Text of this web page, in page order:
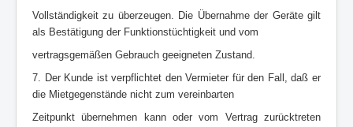
Vollständigkeit zu überzeugen. Die Übernahme der Geräte gilt
als Bestätigung der Funktionstüchtigkeit und vom
vertragsgemäßen Gebrauch geeigneten Zustand.
7. Der Kunde ist verpflichtet den Vermieter für den Fall, daß er
die Mietgegenstände nicht zum vereinbarten
Zeitpunkt übernehmen kann oder vom Vertrag zurücktreten